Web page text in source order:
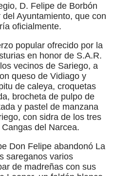
D. Felipe de Borbón
Ayuntamiento, que con
oficialmente.
popular ofrecido por la
en honor de S.A.R.
vecinos de Sariego, a
queso de Vidiago y
de caleya, croquetas
brocheta de pulpo de
y pastel de manzana
con sidra de los tres
del Narcea.
Don Felipe abandonó La
sareganos varios
de madreñas con sus